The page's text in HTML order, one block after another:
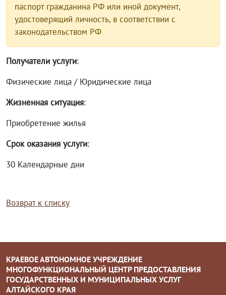
паспорт гражданина РФ или иной документ,
удостоверящий личность, в соответствии с
законодательством РФ
Получатели услуги:
Физические лица / Юридические лица
Жизненная ситуация:
Приобретение жилья
Срок оказания услуги:
30 Календарные дни
Возврат к списку
КРАЕВОЕ АВТОНОМНОЕ УЧРЕЖДЕНИЕ
МНОГОФУНКЦИОНАЛЬНЫЙ ЦЕНТР ПРЕДОСТАВЛЕНИЯ
ГОСУДАРСТВЕННЫХ И МУНИЦИПАЛЬНЫХ УСЛУГ
АЛТАЙСКОГО КРАЯ